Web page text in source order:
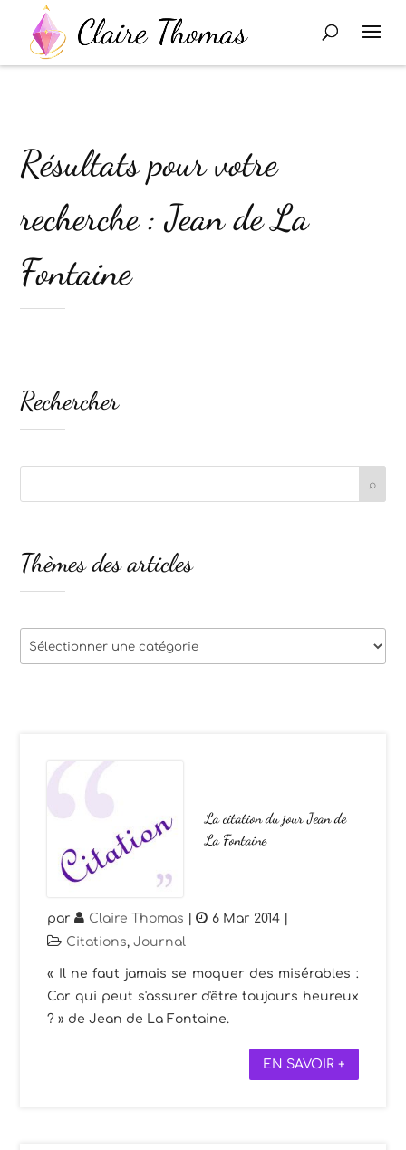
Résultats pour votre
recherche : Jean de La
Fontaine
La citation du jour Jean de
La Fontaine
par Claire Thomas | 6 Mar 2014 |
Citations,Journal
« Il ne faut jamais se moquer des misérables :
Car qui peut s'assurer d'être toujours heureux
? » de Jean de La Fontaine.
EN SAVOIR +
Rechercher
Thèmes des articles
Thèmes
des